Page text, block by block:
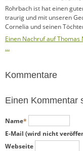
Rohrbach ist hat einen
traurig und mit unseren
Cornelia und seinen
Einen Nachruf auf
…
Kommentare
Einen Kommentar
Pflichtfeld
Name*
Pflichtfeld
E-Mail (wird nicht
Webseite